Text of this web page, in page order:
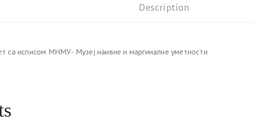
Description
са исписом МНМУ- Музеј наивне и маргиналне уметности